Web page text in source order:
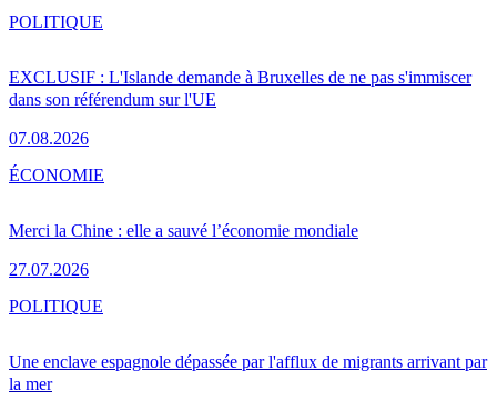
EXCLUSIF : L'Islande demande à Bruxelles de ne pas s'immiscer
dans son référendum sur l'UE
07.08.2026
POLITIQUE
Merci la Chine : elle a sauvé l’économie mondiale
27.07.2026
ÉCONOMIE
Une enclave espagnole dépassée par l'afflux de migrants arrivant par
la mer
POLITIQUE